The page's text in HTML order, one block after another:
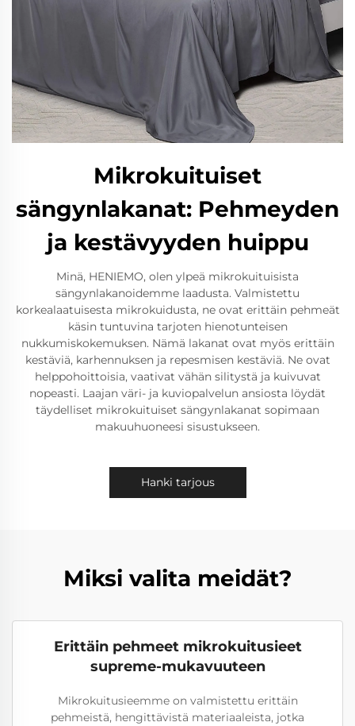
Mikrokuituiset
sängynlakanat: Pehmeyden
ja kestävyyden huippu
Minä, HENIEMO, olen ylpeä mikrokuituisista
sängynlakanoidemme laadusta. Valmistettu
korkealaatuisesta mikrokuidusta, ne ovat erittäin pehmeät
käsin tuntuvina tarjoten hienotunteisen
nukkumiskokemuksen. Nämä lakanat ovat myös erittäin
kestäviä, karhennuksen ja repesmisen kestäviä. Ne ovat
helppohoittoisia, vaativat vähän silitystä ja kuivuvat
nopeasti. Laajan väri- ja kuviopalvelun ansiosta löydät
täydelliset mikrokuituiset sängynlakanat sopimaan
makuuhuoneesi sisustukseen.
Hanki tarjous
Miksi valita meidät?
Erittäin pehmeet mikrokuitusieet
supreme-mukavuuteen
Mikrokuitusieemme on valmistettu erittäin
pehmeistä, hengittävistä materiaaleista, jotka